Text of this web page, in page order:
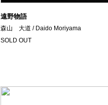
遠野物語
森山 大道 / Daido Moriyama
SOLD OUT